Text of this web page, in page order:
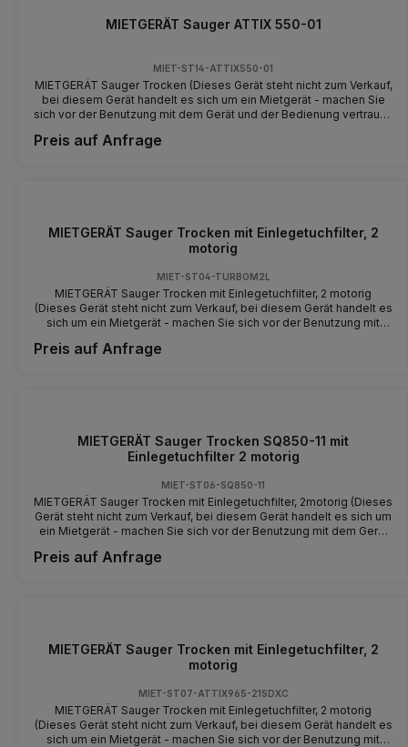
MIETGERÄT Sauger ATTIX 550-01
MIET-ST14-ATTIX550-01
MIETGERÄT Sauger Trocken (Dieses Gerät steht nicht zum Verkauf,
bei diesem Gerät handelt es sich um ein Mietgerät - machen Sie
sich vor der Benutzung mit dem Gerät und der Bedienung vertraut)
Preis auf Anfrage
MIETGERÄT Sauger Trocken mit Einlegetuchfilter, 2
motorig
MIET-ST04-TURBOM2L
MIETGERÄT Sauger Trocken mit Einlegetuchfilter, 2 motorig
(Dieses Gerät steht nicht zum Verkauf, bei diesem Gerät handelt es
sich um ein Mietgerät - machen Sie sich vor der Benutzung mit
Preis auf Anfrage
MIETGERÄT Sauger Trocken SQ850-11 mit
Einlegetuchfilter 2 motorig
MIET-ST06-SQ850-11
MIETGERÄT Sauger Trocken mit Einlegetuchfilter, 2motorig (Dieses
Gerät steht nicht zum Verkauf, bei diesem Gerät handelt es sich um
ein Mietgerät - machen Sie sich vor der Benutzung mit dem Gerät
Filterfläche: 1 m² Behältervolumen brutto: 80 l Schalldruckpegel: 75
Preis auf Anfrage
MIETGERÄT Sauger Trocken mit Einlegetuchfilter, 2
motorig
MIET-ST07-ATTIX965-21SDXC
MIETGERÄT Sauger Trocken mit Einlegetuchfilter, 2 motorig
(Dieses Gerät steht nicht zum Verkauf, bei diesem Gerät handelt es
sich um ein Mietgerät - machen Sie sich vor der Benutzung mit